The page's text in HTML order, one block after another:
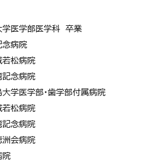
学医学部医学科 卒業
念病院
若松病院
記念病院
大学医学部・歯学部付属病院
若松病院
記念病院
洲会病院
院